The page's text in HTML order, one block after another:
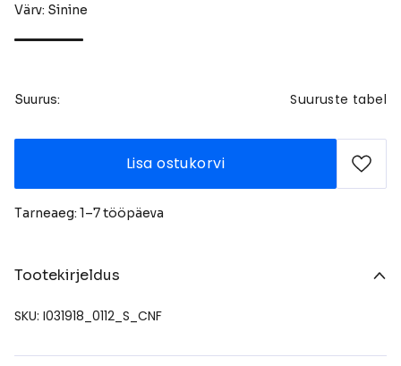
Värv: Sinine
Suurus: Suuruste tabel
Lisa ostukorvi
Tarneaeg: 1–7 tööpäeva
Tootekirjeldus
SKU: I031918_0112_S_CNF